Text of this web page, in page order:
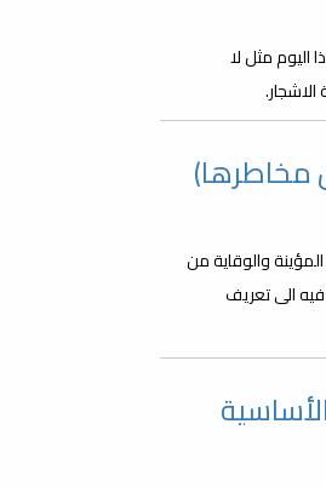
اليوم مثل لا
مخاطرها)
المؤينة والوقاية من
الى تعريف